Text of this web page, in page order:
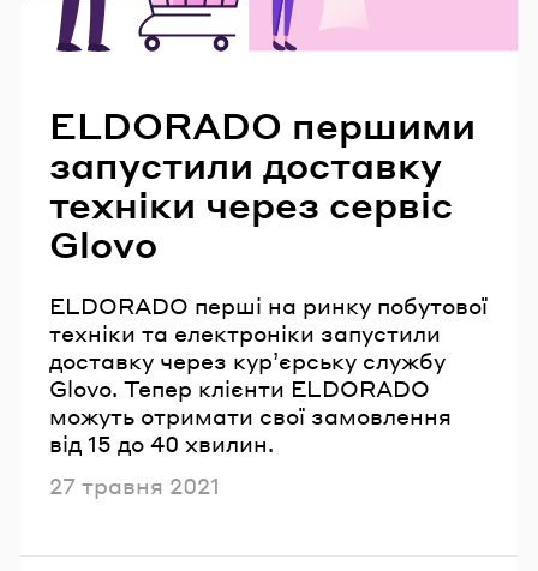
ELDORADO першими
запустили доставку
техніки через сервіс
Glovo
ELDORADO перші на ринку побутової
техніки та електроніки запустили
доставку через кур’єрську службу
Glovo. Тепер клієнти ELDORADO
можуть отримати свої замовлення
від 15 до 40 хвилин.
Опубліковано
27 травня 2021